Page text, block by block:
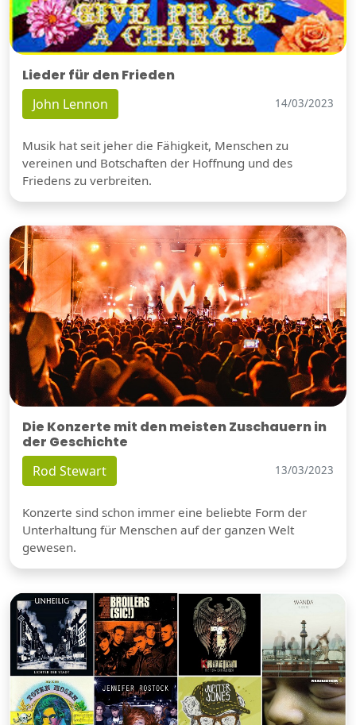
Lieder für den Frieden
John Lennon 14/03/2023
Musik hat seit jeher die Fähigkeit, Menschen zu
vereinen und Botschaften der Hoffnung und des
Friedens zu verbreiten.
Die Konzerte mit den meisten Zuschauern in
der Geschichte
Rod Stewart 13/03/2023
Konzerte sind schon immer eine beliebte Form der
Unterhaltung für Menschen auf der ganzen Welt
gewesen.